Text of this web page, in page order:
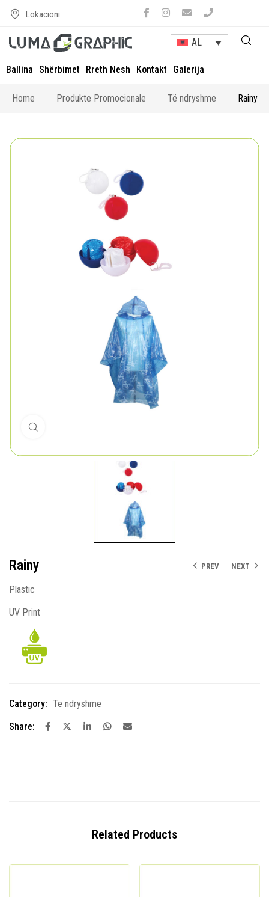
Lokacioni
AL
Ballina Shërbimet Rreth Nesh Kontakt Galerija
Home Produkte Promocionale Të ndryshme Rainy
PREV NEXT
Rainy
Plastic
UV Print
Category: Të ndryshme
Share:
Related Products